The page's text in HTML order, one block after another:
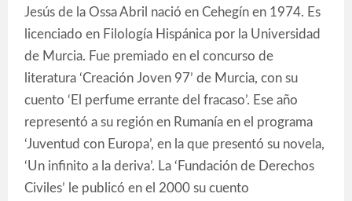
Jesús de la Ossa Abril nació en Cehegín en 1974. Es
licenciado en Filología Hispánica por la Universidad
de Murcia. Fue premiado en el concurso de
literatura ‘Creación Joven 97’ de Murcia, con su
cuento ‘El perfume errante del fracaso’. Ese año
representó a su región en Rumanía en el programa
‘Juventud con Europa’, en la que presentó su novela,
‘Un infinito a la deriva’. La ‘Fundación de Derechos
Civiles’ le publicó en el 2000 su cuento